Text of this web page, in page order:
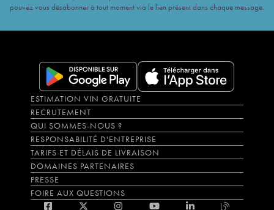
pouvez vous désabonner à tout moment via le lien présent dans chaque message.
ESTIMATION VIN GRATUITE
RECRUTEMENT
QUI SOMMES-NOUS ?
RESPONSABILITÉ D'ENTREPRISE
TARIFS ET DÉLAIS DE LIVRAISON
DOMAINES PARTENAIRES
PRESSE
FOIRE AUX QUESTIONS